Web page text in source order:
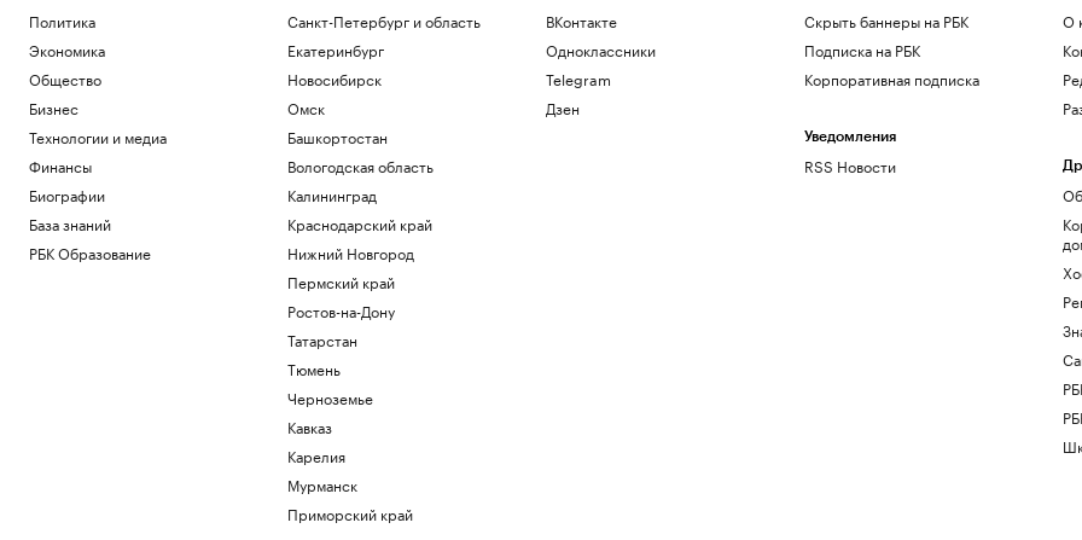
Политика
Экономика
Общество
Бизнес
Технологии и медиа
Финансы
Биографии
База знаний
РБК Образование
Санкт-Петербург и область
Екатеринбург
Новосибирск
Омск
Башкортостан
Вологодская область
Калининград
Краснодарский край
Нижний Новгород
Пермский край
Ростов-на-Дону
Татарстан
Тюмень
Черноземье
Кавказ
Карелия
Мурманск
Приморский край
ВКонтакте
Одноклассники
Telegram
Дзен
Скрыть баннеры на РБК
Подписка на РБК
Корпоративная подписка
Уведомления
RSS Новости
О